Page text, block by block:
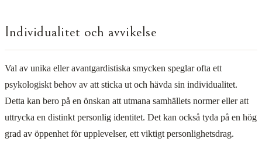
Individualitet och avvikelse
Val av unika eller avantgardistiska smycken speglar ofta ett
psykologiskt behov av att sticka ut och hävda sin individualitet.
Detta kan bero på en önskan att utmana samhällets normer eller att
uttrycka en distinkt personlig identitet. Det kan också tyda på en hög
grad av öppenhet för upplevelser, ett viktigt personlighetsdrag.